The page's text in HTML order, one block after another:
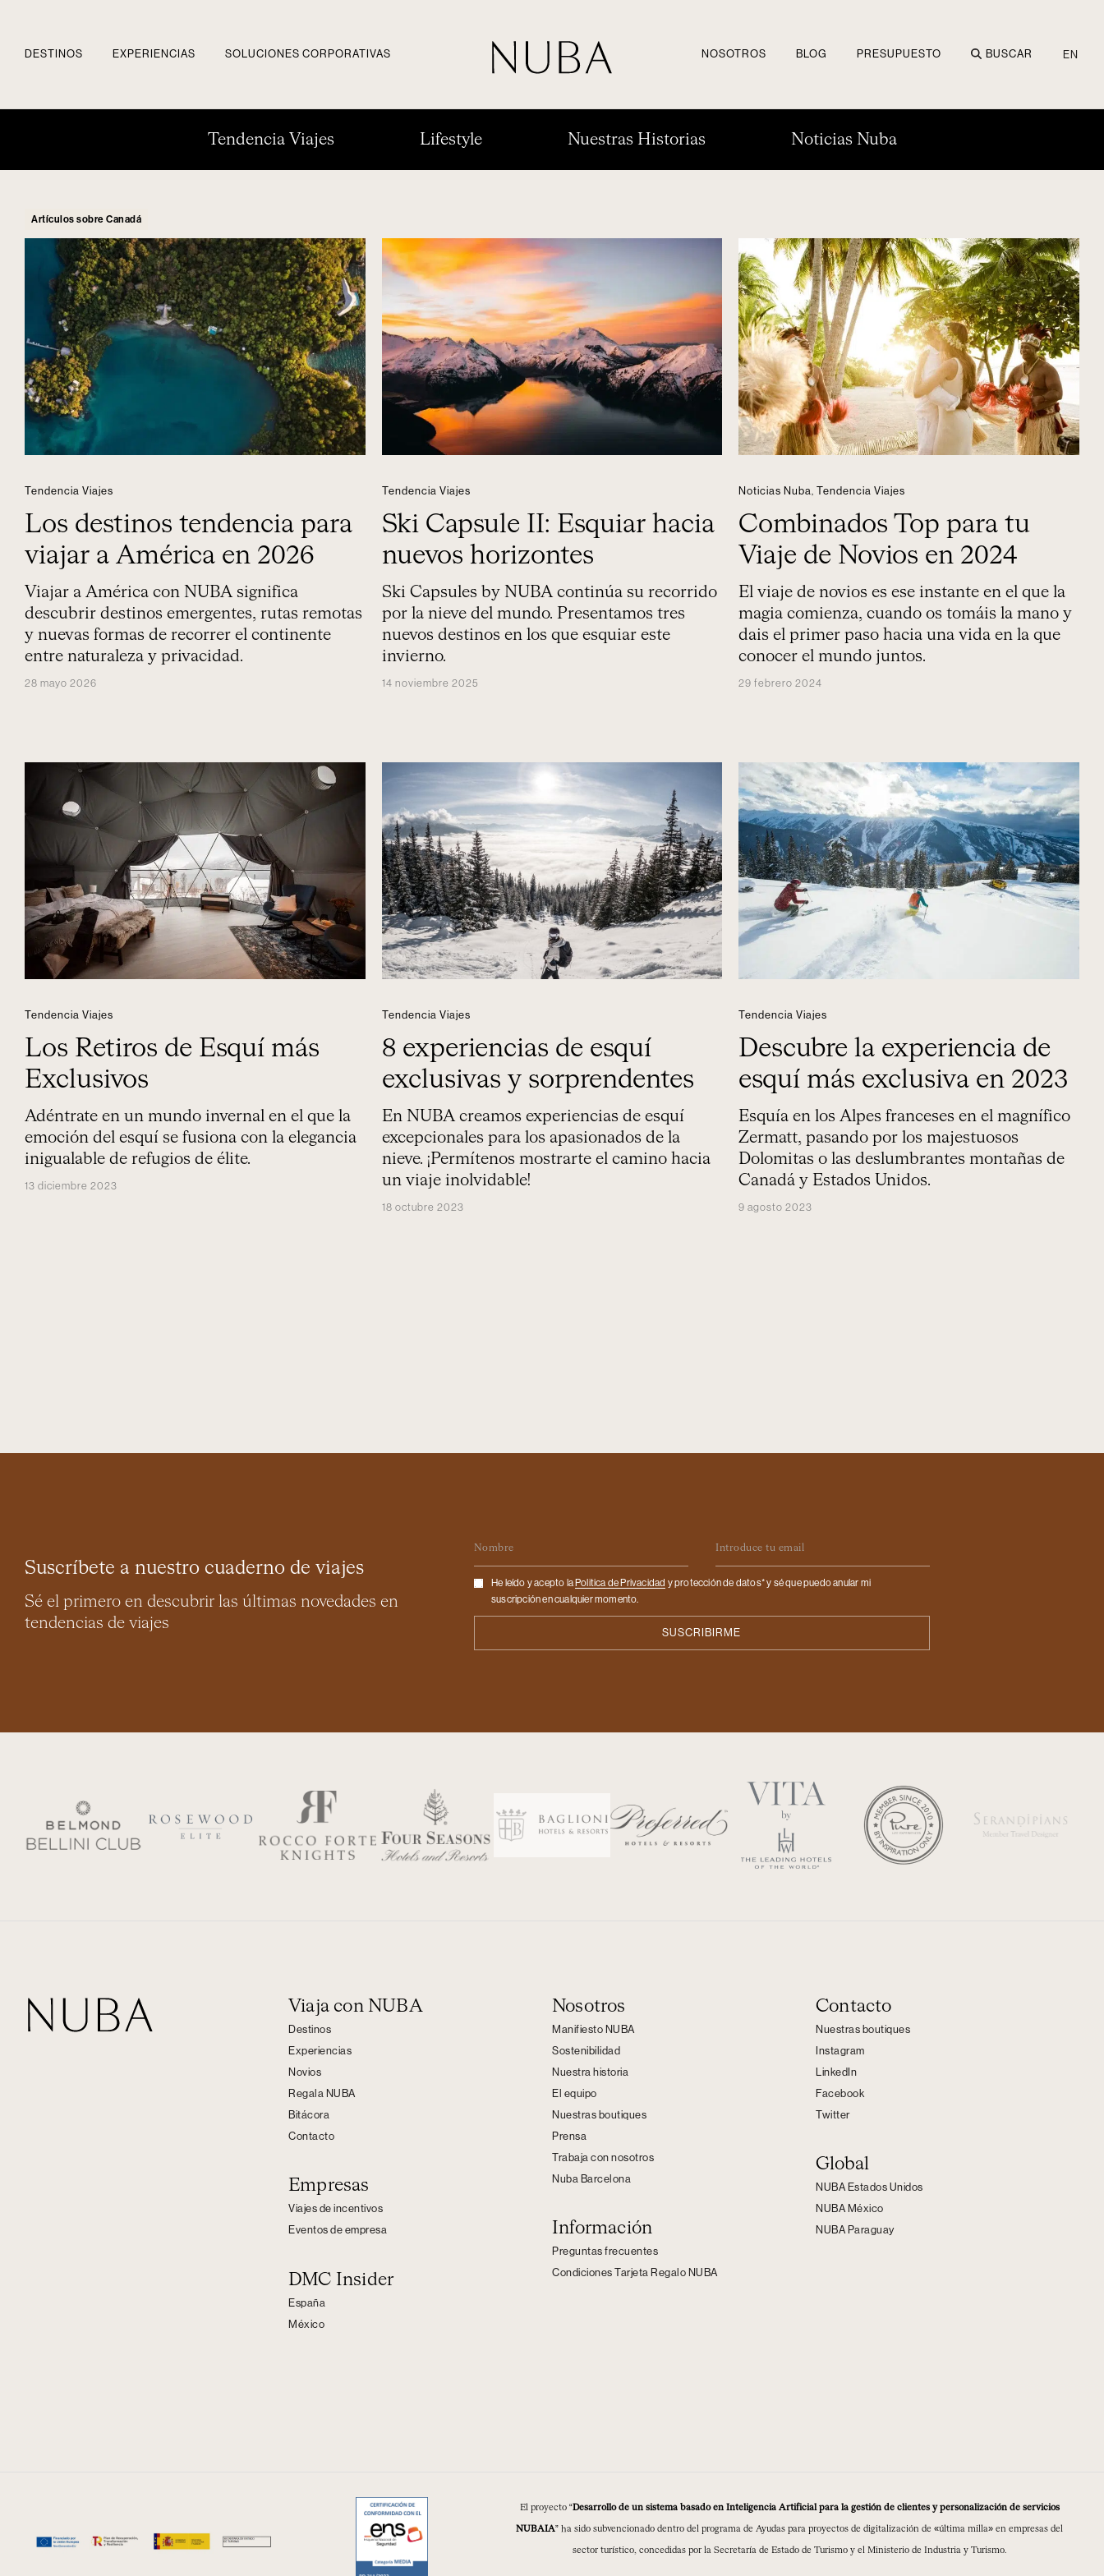
DESTINOS EXPERIENCIAS SOLUCIONES CORPORATIVAS NOSOTROS BLOG PRESUPUESTO BUSCAR EN
Tendencia Viajes Lifestyle Nuestras Historias Noticias Nuba
Artículos sobre Canadá
Tendencia Viajes
Los destinos tendencia para
viajar a América en 2026
Viajar a América con NUBA significa
descubrir destinos emergentes, rutas remotas
y nuevas formas de recorrer el continente
entre naturaleza y privacidad.
28 mayo 2026
Tendencia Viajes
Ski Capsule II: Esquiar hacia
nuevos horizontes
Ski Capsules by NUBA continúa su recorrido
por la nieve del mundo. Presentamos tres
nuevos destinos en los que esquiar este
invierno.
14 noviembre 2025
Noticias Nuba ,Tendencia Viajes
Combinados Top para tu
Viaje de Novios en 2024
El viaje de novios es ese instante en el que la
magia comienza, cuando os tomáis la mano y
dais el primer paso hacia una vida en la que
conocer el mundo juntos.
29 febrero 2024
Tendencia Viajes
Los Retiros de Esquí más
Exclusivos
Adéntrate en un mundo invernal en el que la
emoción del esquí se fusiona con la elegancia
inigualable de refugios de élite.
13 diciembre 2023
Tendencia Viajes
8 experiencias de esquí
exclusivas y sorprendentes
En NUBA creamos experiencias de esquí
excepcionales para los apasionados de la
nieve. ¡Permítenos mostrarte el camino hacia
un viaje inolvidable!
18 octubre 2023
Tendencia Viajes
Descubre la experiencia de
esquí más exclusiva en 2023
Esquía en los Alpes franceses en el magnífico
Zermatt, pasando por los majestuosos
Dolomitas o las deslumbrantes montañas de
Canadá y Estados Unidos.
9 agosto 2023
Suscríbete a nuestro cuaderno de viajes
Sé el primero en descubrir las últimas novedades en
tendencias de viajes
Checkbox
He leído y acepto la Politica de Privacidad y protección de datos* y sé que puedo anular mi
suscripción en cualquier momento.
Viaja con NUBA
Destinos
Experiencias
Novios
Regala NUBA
Bitácora
Contacto
Empresas
Viajes de incentivos
Eventos de empresa
DMC Insider
España
México
Nosotros
Manifiesto NUBA
Sostenibilidad
Nuestra historia
El equipo
Nuestras boutiques
Prensa
Trabaja con nosotros
Nuba Barcelona
Información
Preguntas frecuentes
Condiciones Tarjeta Regalo NUBA
Contacto
Nuestras boutiques
Instagram
LinkedIn
Facebook
Twitter
Global
NUBA Estados Unidos
NUBA México
NUBA Paraguay
El proyecto “Desarrollo de un sistema basado en Inteligencia Artificial para la gestión de clientes y personalización de servicios
NUBAIA” ha sido subvencionado dentro del programa de Ayudas para proyectos de digitalización de «última milla» en empresas del
sector turístico, concedidas por la Secretaría de Estado de Turismo y el Ministerio de Industria y Turismo.